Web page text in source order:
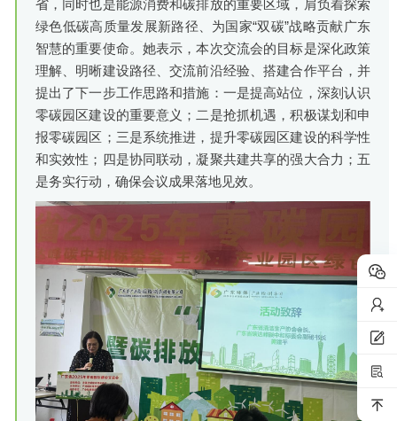
省，同时也是能源消费和碳排放的重要区域，肩负着探索
绿色低碳高质量发展新路径、为国家“双碳”战略贡献广东
智慧的重要使命。她表示，本次交流会的目标是深化政策
理解、明晰建设路径、交流前沿经验、搭建合作平台，并
提出了下一步工作思路和措施：一是提高站位，深刻认识
零碳园区建设的重要意义；二是抢抓机遇，积极谋划和申
报零碳园区；三是系统推进，提升零碳园区建设的科学性
和实效性；四是协同联动，凝聚共建共享的强大合力；五
是务实行动，确保会议成果落地见效。